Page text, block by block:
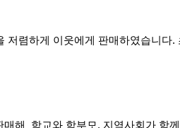
렴하게 이웃에게 판매하였습니
해 학교와 학부모, 지역사회가 함